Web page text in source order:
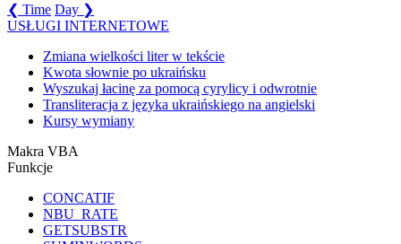
❮ Time Day ❯
USŁUGI INTERNETOWE
Zmiana wielkości liter w tekście
Kwota słownie po ukraińsku
Wyszukaj łacinę za pomocą cyrylicy i odwrotnie
Transliteracja z języka ukraińskiego na angielski
Kursy wymiany
Makra VBA
Funkcje
CONCATIF
NBU_RATE
GETSUBSTR